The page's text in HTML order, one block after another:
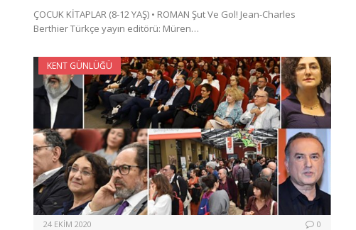
ÇOCUK KİTAPLAR (8-12 YAŞ) • ROMAN Şut Ve Gol! Jean-Charles
Berthier Türkçe yayın editörü: Müren…
KENT GÜNLÜĞÜ
24 EKIM 2020 0